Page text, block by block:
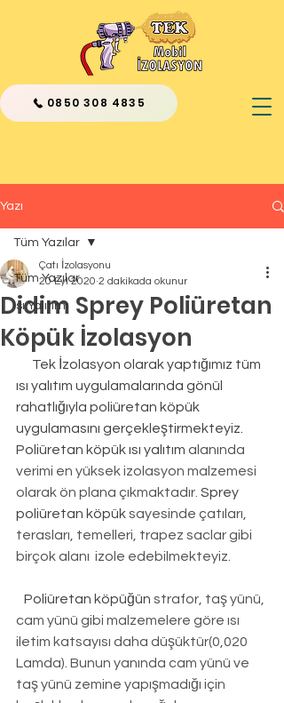
0850 308 4835
Yazı
Tüm Yazılar
Isı Yalıtımı
Tüm Yazılar
Didim Sprey Poliüretan
Köpük İzolasyon
Çatı İzolasyonu
20 Eyl 2020 2 dakikada okunur
ısı yalıtım uygulamalarında gönül
rahatlığıyla poliüretan köpük
uygulamasını gerçekleştirmekteyiz.
Poliüretan köpük ısı yalıtım alanında
verimi en yüksek izolasyon malzemesi
olarak ön plana çıkmaktadır. Sprey
poliüretan köpük sayesinde çatıları,
terasları, temelleri, trapez saclar gibi
birçok alanı  izole edebilmekteyiz.
Poliüretan köpüğün strafor, taş yünü,
cam yünü gibi malzemelere göre ısı
iletim katsayısı daha düşüktür(0,020
Lamda). Bunun yanında cam yünü ve
taş yünü zemine yapışmadığı için